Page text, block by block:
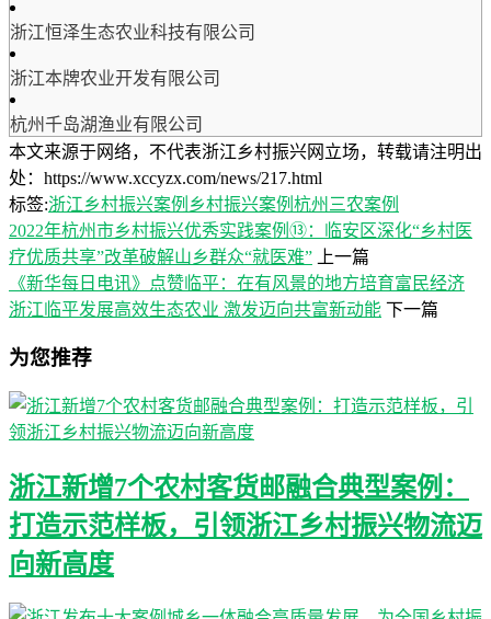
浙江恒泽生态农业科技有限公司
浙江本牌农业开发有限公司
杭州千岛湖渔业有限公司
本文来源于网络，不代表浙江乡村振兴网立场，转载请注明出
处：https://www.xccyzx.com/news/217.html
标签:浙江乡村振兴案例 乡村振兴案例 杭州三农案例
2022年杭州市乡村振兴优秀实践案例⑬：临安区深化“乡村医
疗优质共享”改革破解山乡群众“就医难”
上一篇
《新华每日电讯》点赞临平：在有风景的地方培育富民经济
浙江临平发展高效生态农业 激发迈向共富新动能 下一篇
为您推荐
浙江新增7个农村客货邮融合典型案例：
打造示范样板，引领浙江乡村振兴物流迈
向新高度